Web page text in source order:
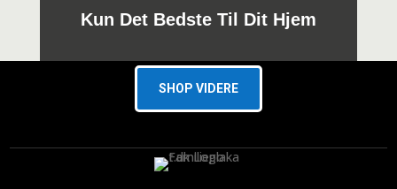
Kun Det Bedste Til Dit Hjem
SHOP VIDERE